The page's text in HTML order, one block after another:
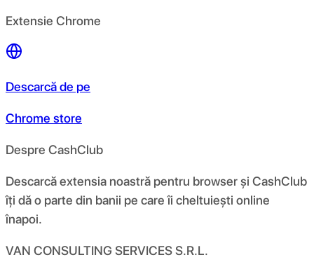
Extensie Chrome
Descarcă de pe
Chrome store
Despre CashClub
Descarcă extensia noastră pentru browser și CashClub
îți dă o parte din banii pe care îi cheltuiești online
înapoi.
VAN CONSULTING SERVICES S.R.L.